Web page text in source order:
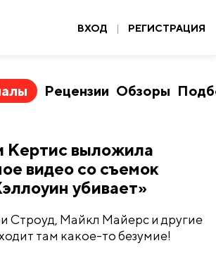
ВХОД | РЕГИСТРАЦИЯ
Рецензии Обзоры
выложила
видео со съемок
убивает»
Строуд, Майкл Майерс и другие
там какое-то безумие!